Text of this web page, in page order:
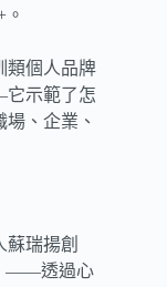
類個人品牌
示範了怎
、企業、
瑞揚創
——透過心